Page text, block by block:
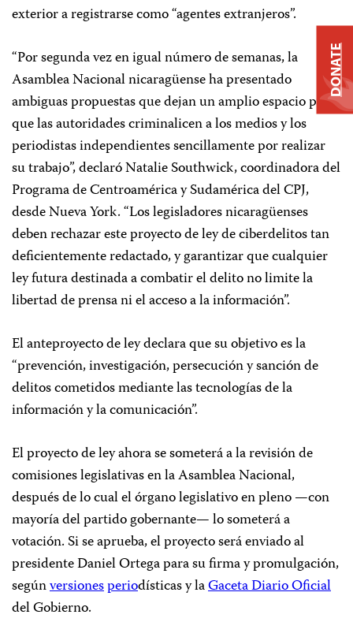
exterior a registrarse como “agentes extranjeros”.
“Por segunda vez en igual número de semanas, la
Asamblea Nacional nicaragüense ha presentado
ambiguas propuestas que dejan un amplio espacio para
que las autoridades criminalicen a los medios y los
periodistas independientes sencillamente por realizar
su trabajo”, declaró Natalie Southwick, coordinadora del
Programa de Centroamérica y Sudamérica del CPJ,
desde Nueva York. “Los legisladores nicaragüenses
deben rechazar este proyecto de ley de ciberdelitos tan
deficientemente redactado, y garantizar que cualquier
ley futura destinada a combatir el delito no limite la
libertad de prensa ni el acceso a la información”.
El anteproyecto de ley declara que su objetivo es la
“prevención, investigación, persecución y sanción de
delitos cometidos mediante las tecnologías de la
información y la comunicación”.
El proyecto de ley ahora se someterá a la revisión de
comisiones legislativas en la Asamblea Nacional,
después de lo cual el órgano legislativo en pleno —con
mayoría del partido gobernante— lo someterá a
votación. Si se aprueba, el proyecto será enviado al
presidente Daniel Ortega para su firma y promulgación,
segúnversionesperiodísticas y laGaceta Diario Oficial
del Gobierno.
DONATE